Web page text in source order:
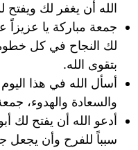
الله أن يغفر لك ويفتح
جمعة مباركة يا عزيزاً
لك النجاح في كل
بتقوى الله.
أسأل الله في هذا اليوم
والسعادة والهدوء،
أدعو الله أن يفتح
سبباً للفرح وأن